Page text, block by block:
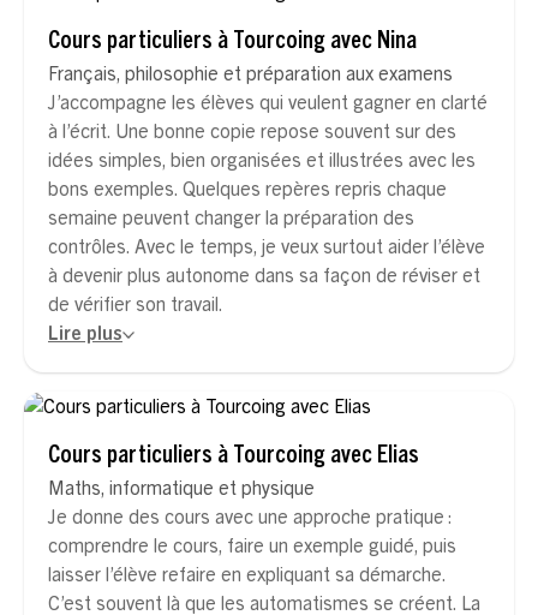
Cours particuliers à Tourcoing avec Nina
Français, philosophie et préparation aux examens
J’accompagne les élèves qui veulent gagner en clarté
à l’écrit. Une bonne copie repose souvent sur des
idées simples, bien organisées et illustrées avec les
bons exemples. Quelques repères repris chaque
semaine peuvent changer la préparation des
contrôles. Avec le temps, je veux surtout aider l’élève
à devenir plus autonome dans sa façon de réviser et
de vérifier son travail.
Lire plus
Cours particuliers à Tourcoing avec Elias
Maths, informatique et physique
Je donne des cours avec une approche pratique :
comprendre le cours, faire un exemple guidé, puis
laisser l’élève refaire en expliquant sa démarche.
C’est souvent là que les automatismes se créent. La